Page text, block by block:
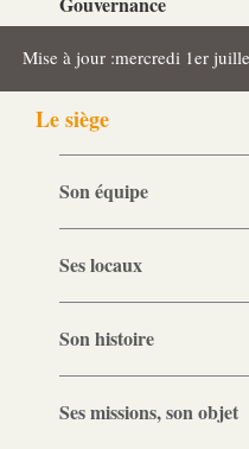
Le siège
Son équipe
Ses locaux
Son histoire
Ses missions, son objet
Mise à jour :mercredi 1er